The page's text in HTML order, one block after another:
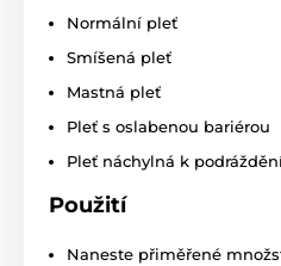
Normální pleť
Smíšená pleť
Mastná pleť
Pleť s oslabenou bariérou
Pleť náchylná k
Použití
Naneste přiměřené